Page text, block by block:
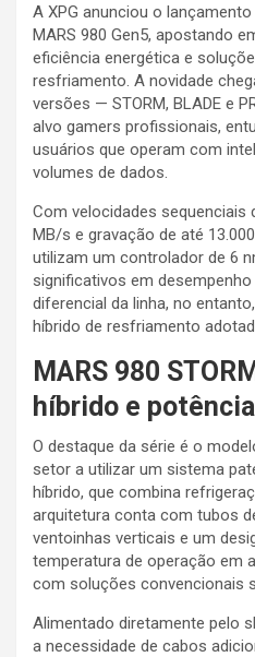
A XPG anunciou o
MARS 980 Gen5, apostando
eficiência energética e
resfriamento. A novidade
versões — STORM, BLADE e
alvo gamers profissionais,
usuários que operam com
volumes de dados.
Com velocidades sequenciais
MB/s e gravação de até
utilizam um controlador de 6
significativos em
diferencial da linha, no
híbrido de resfriamento
MARS 980
híbrido e
O destaque da série é o
setor a utilizar um sistema
híbrido, que combina
arquitetura conta com tubos
ventoinhas verticais e um
temperatura de operação em
com soluções convencionais
Alimentado diretamente pelo
a necessidade de cabos